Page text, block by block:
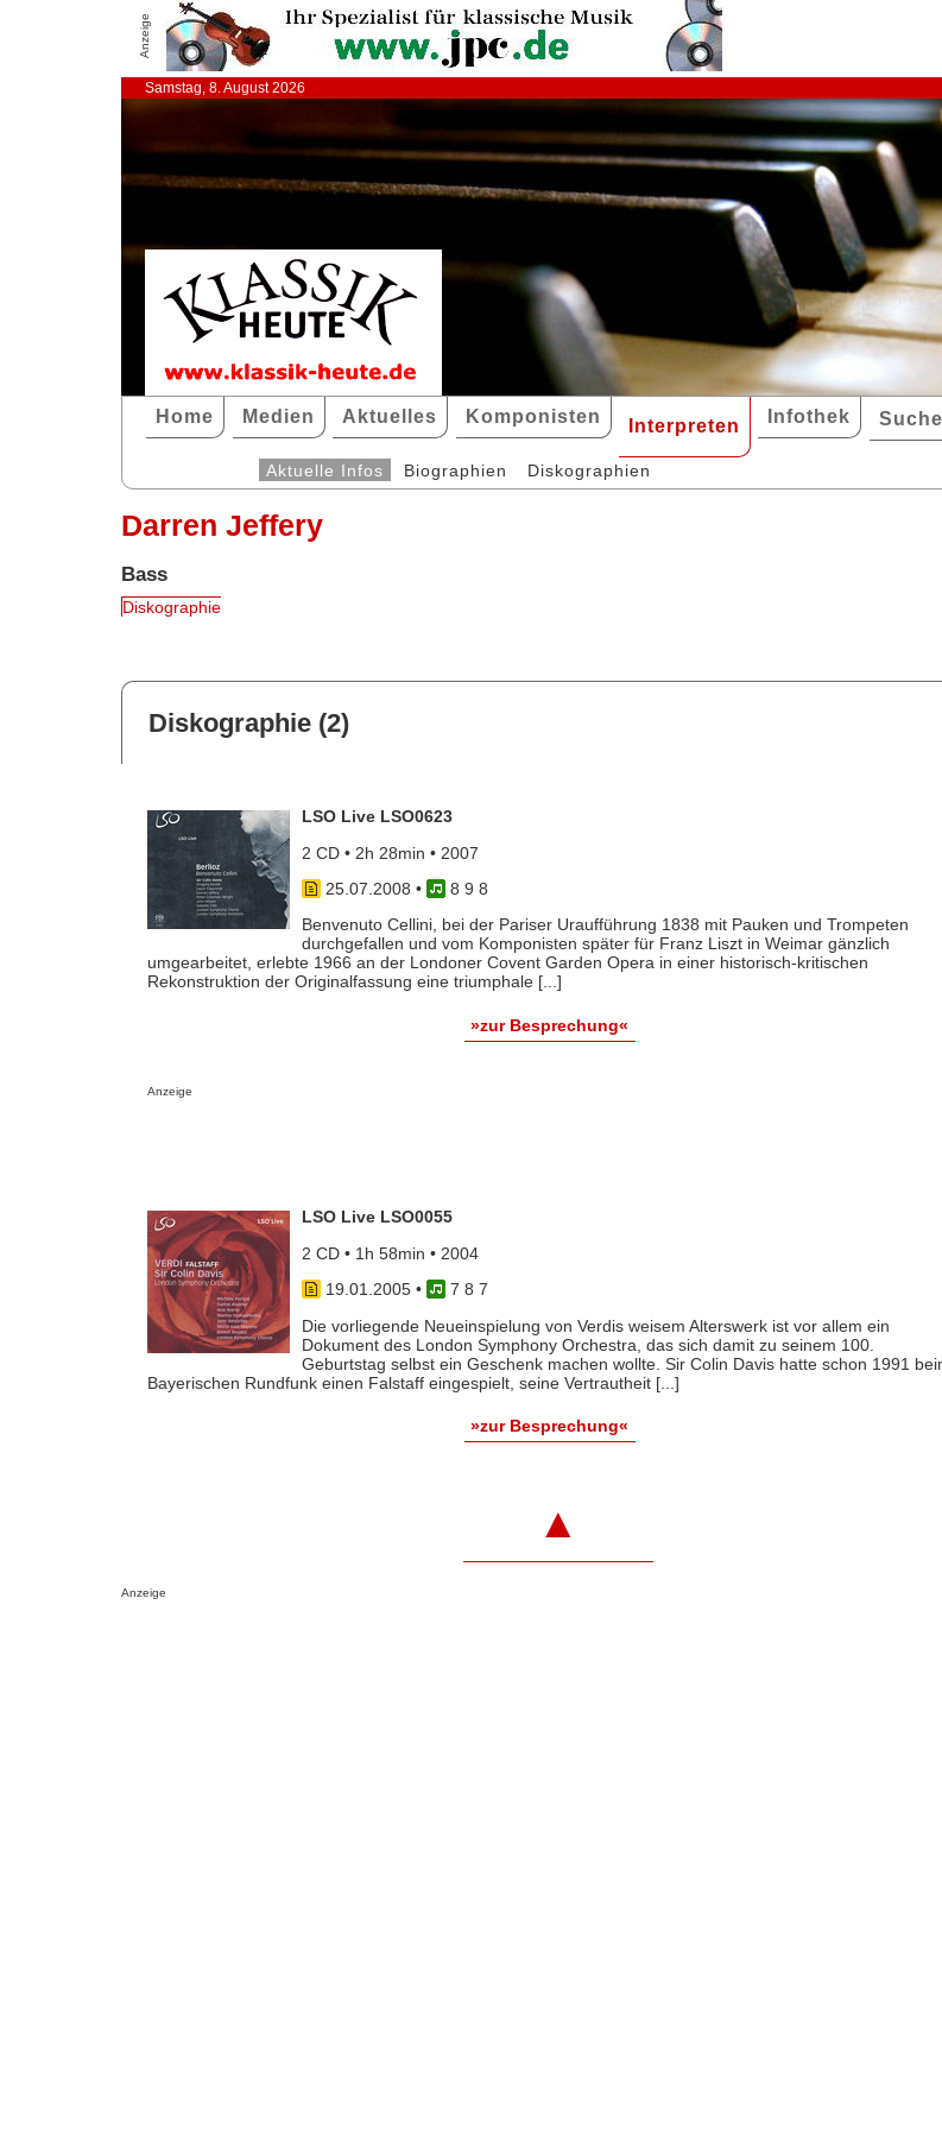
Anzeige
Samstag, 8. August 2026
Home Medien Aktuelles Komponisten Interpreten Infothek Suche
Aktuelle Infos Biographien Diskographien
Darren Jeffery
Bass
Diskographie
Diskographie (2)
LSO Live LSO0623
2 CD • 2h 28min • 2007
25.07.2008 •
8 9 8
Benvenuto Cellini, bei der Pariser Uraufführung 1838 mit Pauken und Trompeten
durchgefallen und vom Komponisten später für Franz Liszt in Weimar gänzlich
umgearbeitet, erlebte 1966 an der Londoner Covent Garden Opera in einer historisch-kritischen
Rekonstruktion der Originalfassung eine triumphale [...]
»zur Besprechung«
Anzeige
LSO Live LSO0055
2 CD • 1h 58min • 2004
19.01.2005•
7 8 7
Die vorliegende Neueinspielung von Verdis weisem Alterswerk ist vor allem ein
Dokument des London Symphony Orchestra, das sich damit zu seinem 100.
Geburtstag selbst ein Geschenk machen wollte. Sir Colin Davis hatte schon 1991
Bayerischen Rundfunk einen Falstaff eingespielt, seine Vertrautheit [...]
»zur Besprechung«
▲
Anzeige